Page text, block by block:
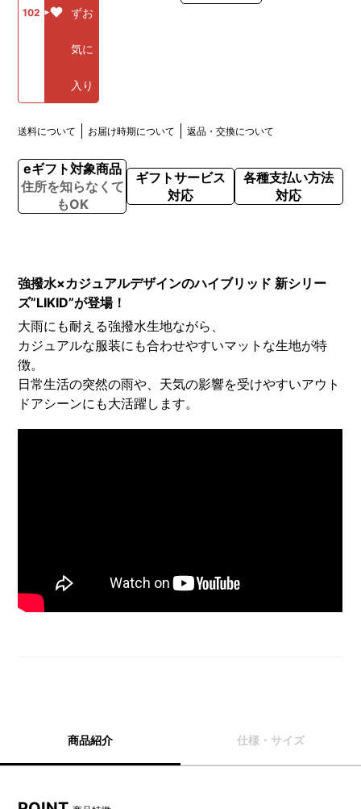
102 ずお
気に
入り
送料について お届け時期について 返品・交換について
eギフト対象商品
住所を知らなくて
もOK
ギフトサービス
対応
各種支払い方法
対応
強撥水×カジュアルデザインのハイブリッド 新シリー
ズ”LIKID”が登場！
大雨にも耐える強撥水生地ながら、
カジュアルな服装にも合わせやすいマットな生地が特
徴。
日常生活の突然の雨や、天気の影響を受けやすいアウト
ドアシーンにも大活躍します。
商品紹介 仕様・サイズ